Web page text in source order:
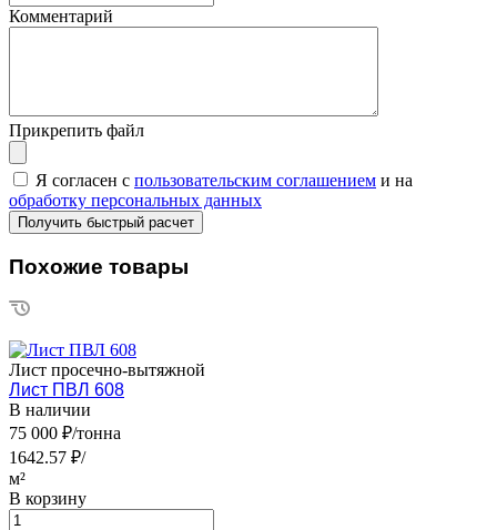
Комментарий
Прикрепить файл
Я согласен с пользовательским соглашением и на
обработку персональных данных
Похожие товары
Лист просечно-вытяжной
Лист ПВЛ 608
В наличии
75 000 ₽/тонна
1642.57 ₽/
м²
В корзину